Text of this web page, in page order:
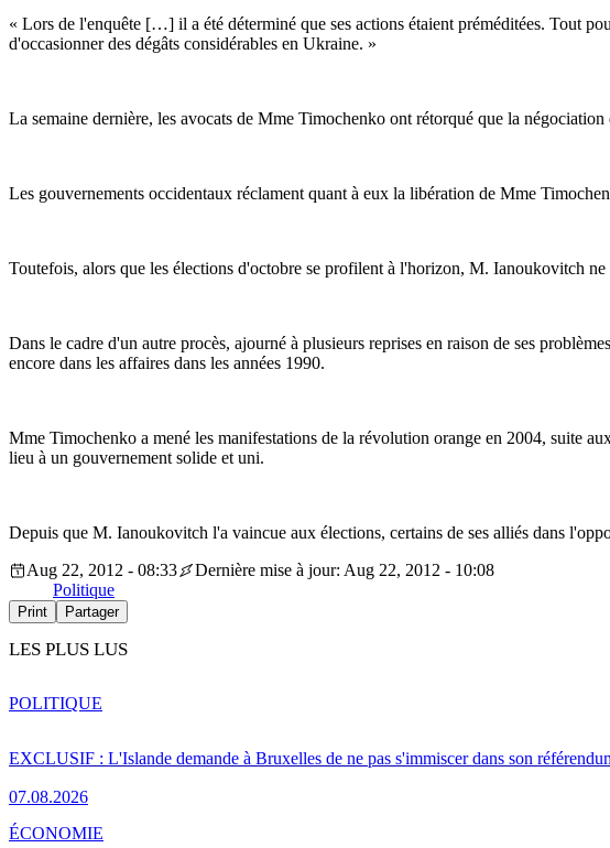
« Lors de l'enquête […] il a été déterminé que ses actions étaient préméditées. Tout
d'occasionner des dégâts considérables en Ukraine. »
La semaine dernière, les avocats de Mme Timochenko ont rétorqué que la
Les gouvernements occidentaux réclament quant à eux la libération de Mme
Toutefois, alors que les élections d'octobre se profilent à l'horizon, M. Ianoukovitch
Dans le cadre d'un autre procès, ajourné à plusieurs reprises en raison de ses
encore dans les affaires dans les années 1990.
Mme Timochenko a mené les manifestations de la révolution orange en 2004, suite
lieu à un gouvernement solide et uni.
Depuis que M. Ianoukovitch l'a vaincue aux élections, certains de ses alliés dans
Aug 22, 2012 - 08:33
Dernière mise à jour: Aug 22, 2012 - 10:08
Politique
Print Partager
LES PLUS LUS
EXCLUSIF : L'Islande demande à Bruxelles de ne pas s'immiscer dans son
07.08.2026
POLITIQUE
ÉCONOMIE